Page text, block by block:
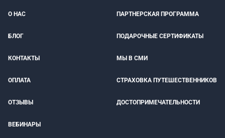
О НАС ПАРТНЕРСКАЯ ПРОГРАММА
БЛОГ ПОДАРОЧНЫЕ СЕРТИФИКАТЫ
КОНТАКТЫ МЫ В СМИ
ОПЛАТА СТРАХОВКА ПУТЕШЕСТВЕННИКОВ
ОТЗЫВЫ ДОСТОПРИМЕЧАТЕЛЬНОСТИ
ВЕБИНАРЫ